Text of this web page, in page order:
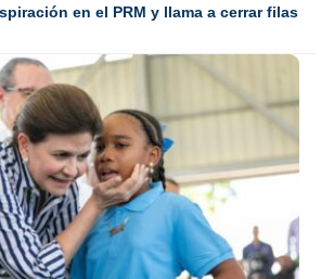
en el PRM y llama a cerrar filas